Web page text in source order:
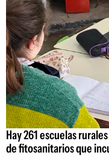
Hay 261 escuelas
de fitosanitarios que